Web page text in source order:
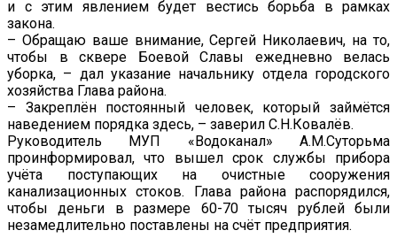
и с этим явлением будет вестись борьба в рамках
закона.
– Обращаю ваше внимание, Сергей Николаевич, на то,
чтобы в сквере Боевой Славы ежедневно велась
уборка, – дал указание начальнику отдела городского
хозяйства Глава района.
– Закреплён постоянный человек, который займётся
наведением порядка здесь, – заверил С.Н.Ковалёв.
Руководитель МУП «Водоканал» А.М.Суторьма
проинформировал, что вышел срок службы прибора
учёта поступающих на очистные сооружения
канализационных стоков. Глава района распорядился,
чтобы деньги в размере 60-70 тысяч рублей были
незамедлительно поставлены на счёт предприятия.